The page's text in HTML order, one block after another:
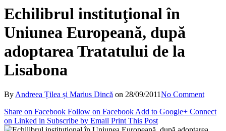
Echilibrul instituţional în
Uniunea Europeană, după
adoptarea Tratatului de la
Lisabona
By Andreea Țilea și Marius Dincă on 28/09/2011No Comment
Share on Facebook Follow on Facebook Add to Google+ Connect
on Linked in Subscribe by Email Print This Post